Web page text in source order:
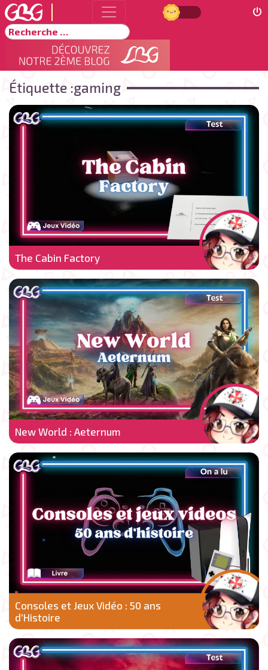
Jour
Rechercher
Étiquette :gaming
The Cabin Factory
New World : Aeternum
Consoles et Jeux Vidéo : 50 ans
d’Histoire